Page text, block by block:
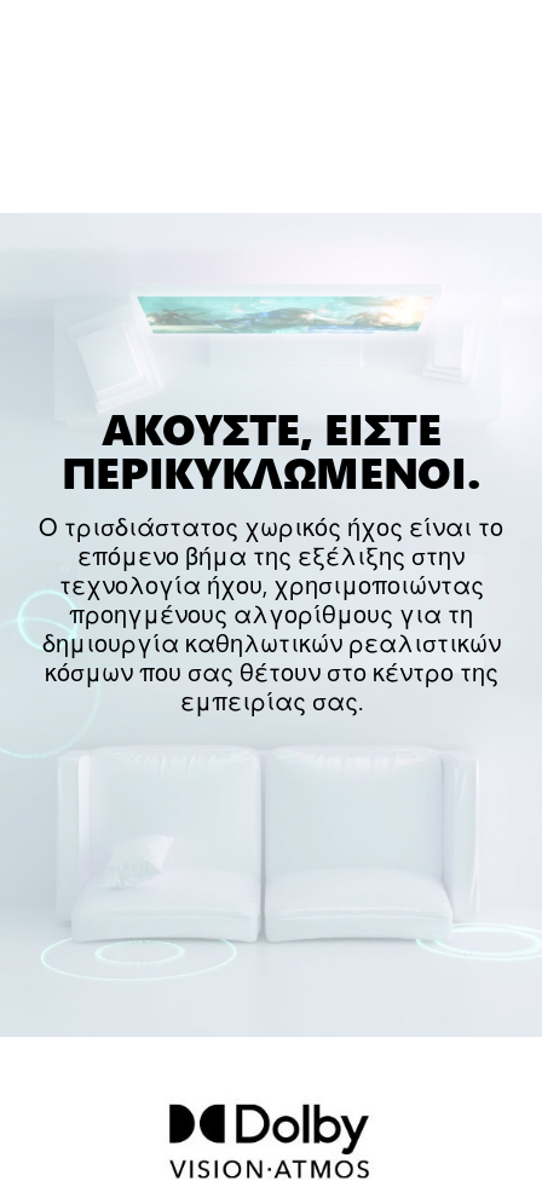
είναι
τοποθετημένα
γύρω
ΑΚΟΥΣΤΕ, ΕΙΣΤΕ
ΠΕΡΙΚΥΚΛΩΜΕΝΟΙ.
Ο τρισδιάστατος χωρικός ήχος είναι το
επόμενο βήμα της εξέλιξης στην
τεχνολογία ήχου, χρησιμοποιώντας
προηγμένους αλγορίθμους για τη
δημιουργία καθηλωτικών ρεαλιστικών
κόσμων που σας θέτουν στο κέντρο της
εμπειρίας σας.